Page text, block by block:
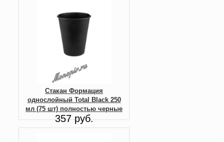
Стакан Формация
однослойный Total Black 250
мл (75 шт) полностью черные
357 руб.